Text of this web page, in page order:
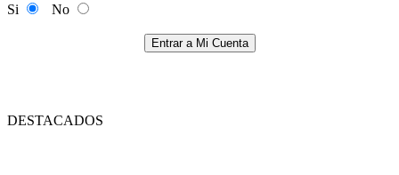
Si
No
Entrar a Mi Cuenta
DESTACADOS